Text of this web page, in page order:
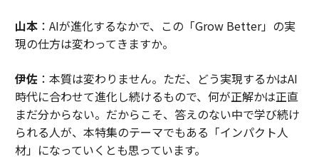
山本：AIが進化するなかで、この「Grow Better」の実
現の仕方は変わってきますか。
伊佐：本質は変わりません。ただ、どう実現するかはAI
時代に合わせて進化し続けるもので、何が正解かは正直
まだ分からない。だからこそ、答えのない中で学び続け
られる人が、本特集のテーマでもある「インパクト人
材」になっていくとも思っています。